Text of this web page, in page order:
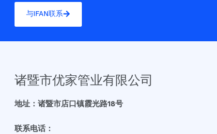
与IFAN联系
诸暨市优家管业有限公司
地址：诸暨市店口镇霞光路18号
联系电话：